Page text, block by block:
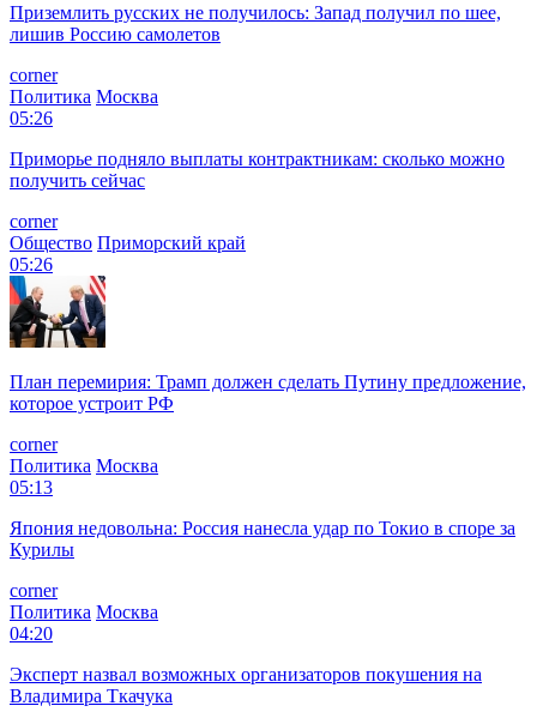
Приземлить русских не получилось: Запад получил по шее,
лишив Россию самолетов
corner
Политика Москва
05:26
Приморье подняло выплаты контрактникам: сколько можно
получить сейчас
corner
Общество Приморский край
05:26
План перемирия: Трамп должен сделать Путину предложение,
которое устроит РФ
corner
Политика Москва
05:13
Япония недовольна: Россия нанесла удар по Токио в споре за
Курилы
corner
Политика Москва
04:20
Эксперт назвал возможных организаторов покушения на
Владимира Ткачука